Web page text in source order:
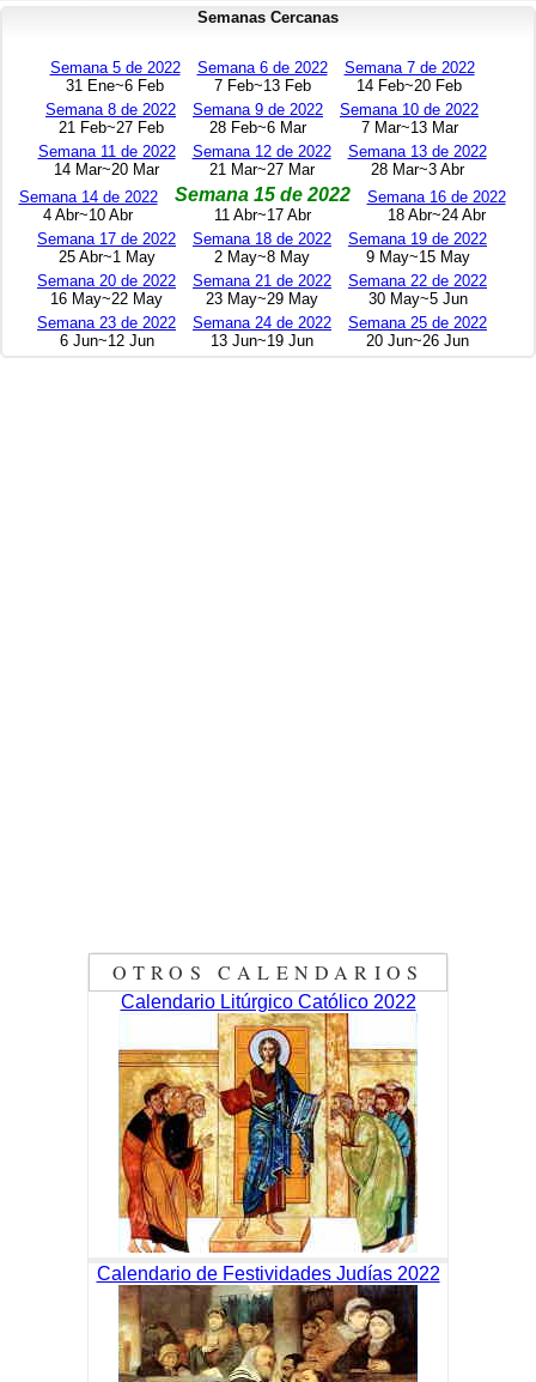
Semanas Cercanas
Semana 5 de 2022
31 Ene~6 Feb
Semana 6 de 2022
7 Feb~13 Feb
Semana 7 de 2022
14 Feb~20 Feb
Semana 8 de 2022
21 Feb~27 Feb
Semana 9 de 2022
28 Feb~6 Mar
Semana 10 de 2022
7 Mar~13 Mar
Semana 11 de 2022
14 Mar~20 Mar
Semana 12 de 2022
21 Mar~27 Mar
Semana 13 de 2022
28 Mar~3 Abr
Semana 14 de 2022
4 Abr~10 Abr
Semana 15 de 2022
11 Abr~17 Abr
Semana 16 de 2022
18 Abr~24 Abr
Semana 17 de 2022
25 Abr~1 May
Semana 18 de 2022
2 May~8 May
Semana 19 de 2022
9 May~15 May
Semana 20 de 2022
16 May~22 May
Semana 21 de 2022
23 May~29 May
Semana 22 de 2022
30 May~5 Jun
Semana 23 de 2022
6 Jun~12 Jun
Semana 24 de 2022
13 Jun~19 Jun
Semana 25 de 2022
20 Jun~26 Jun
OTROS CALENDARIOS
Calendario Litúrgico Católico 2022
Calendario de Festividades Judías 2022